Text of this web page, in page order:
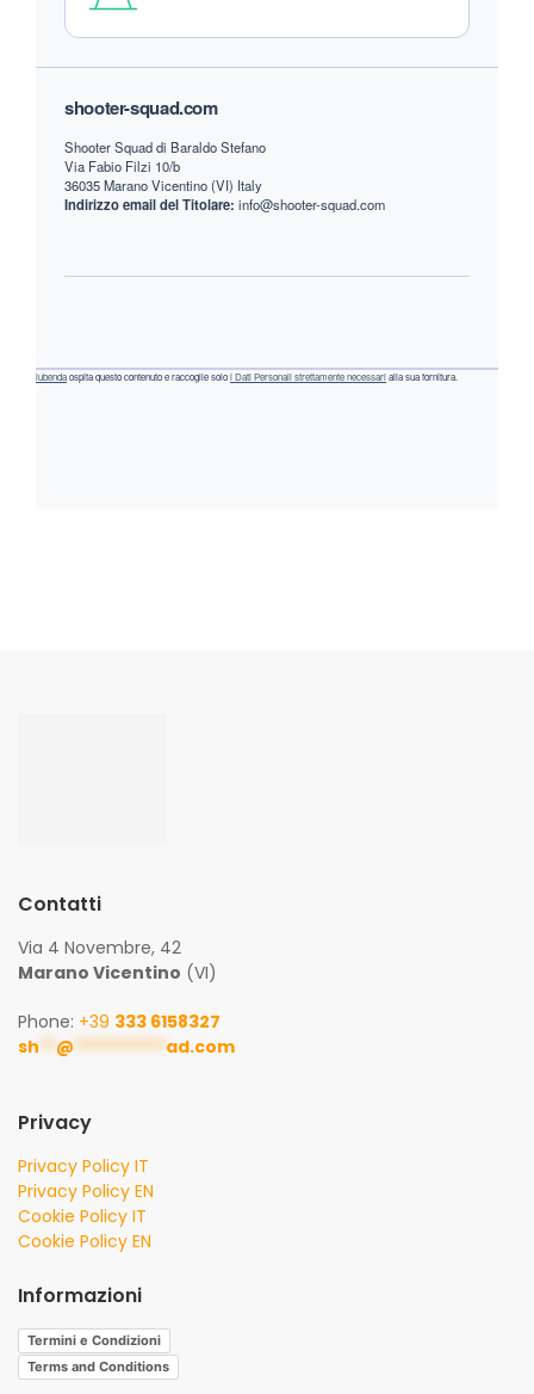
Footer
shooter-squad.com
Shooter Squad di Baraldo Stefano
Via Fabio Filzi 10/b
36035 Marano Vicentino (VI) Italy
Indirizzo email del Titolare: info@shooter-squad.com
iubendaospita questo contenuto e raccoglie soloi Dati Personali strettamente necessarialla sua fornitura.
Contatti
Via 4 Novembre, 42
Marano Vicentino (VI)
Phone: +39 333 6158327
sh ** @ *********** ad.com
Privacy
Privacy Policy IT
Privacy Policy EN
Cookie Policy IT
Cookie Policy EN
Informazioni
Termini e Condizioni
Terms and Conditions